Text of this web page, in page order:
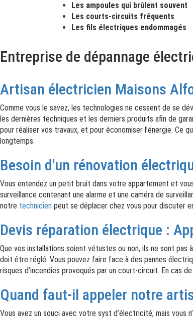
Les ampoules qui brûlent souvent
Les courts-circuits fréquents
Les fils électriques endommagés
Entreprise de dépannage
Artisan électricien Maisons
Comme vous le savez, les technologies ne cessent de se
les dernières techniques et les derniers produits afin de
pour réaliser vos travaux, et pour économiser l’énergie. Ce
longtemps.
Besoin d'un rénovation
Vous entendez un petit bruit dans votre appartement et
surveillance contenant une alarme et une caméra de
notre technicien peut se déplacer chez vous pour discuter
Devis réparation électrique :
Que vos installations soient vétustes ou non, ils ne sont pas
doit être réglé. Vous pouvez faire face à des pannes
risques d’incendies provoqués par un court-circuit. En cas
Quand faut-il appeler notre
Vous avez un souci avec votre syst d’électricité, mais vous